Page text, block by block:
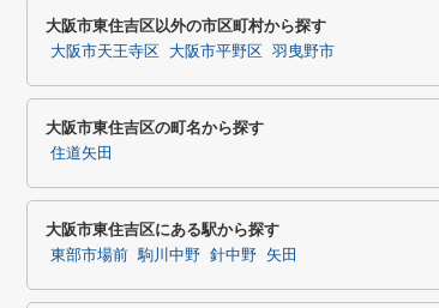
大阪市東住吉区以外の市区町村から探す
大阪市天王寺区 大阪市平野区 羽曳野市
大阪市東住吉区の町名から探す
住道矢田
大阪市東住吉区にある駅から探す
東部市場前 駒川中野 針中野 矢田